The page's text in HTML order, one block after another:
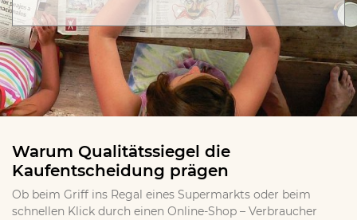
Warum Qualitätssiegel die
Kaufentscheidung prägen
Ob beim Griff ins Regal eines Supermarkts oder beim
schnellen Klick durch einen Online-Shop – Verbraucher